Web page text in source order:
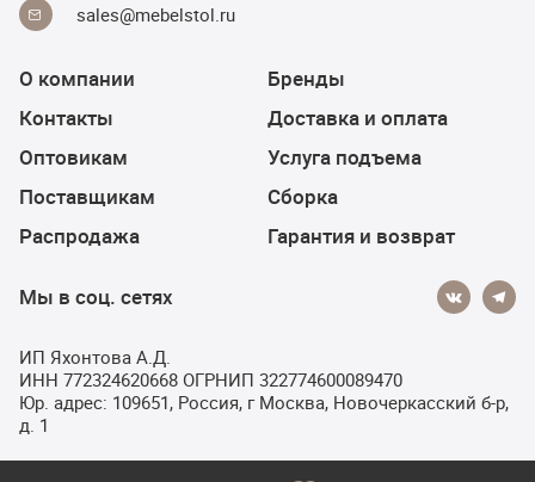
sales@mebelstol.ru
О компании
Контакты
Оптовикам
Поставщикам
Распродажа
Бренды
Доставка и оплата
Услуга подъема
Сборка
Гарантия и возврат
Мы в соц. сетях
ИП Яхонтова А.Д.
ИНН 772324620668 ОГРНИП 322774600089470
Юр. адрес: 109651, Россия, г Москва, Новочеркасский б-р,
д. 1